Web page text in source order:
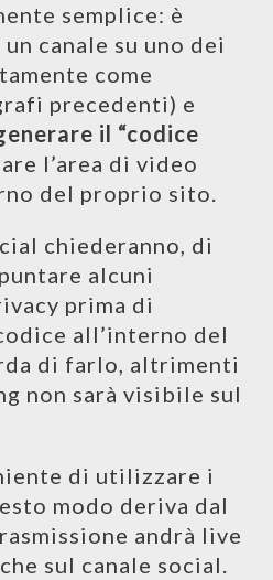
semplice: è
canale su uno dei
come
precedenti) e
il “codice
l’area di video
del proprio sito.
chiederanno, di
alcuni
prima di
all’interno del
di farlo, altrimenti
non sarà visibile sul
di utilizzare i
modo deriva dal
andrà live
sul canale social.